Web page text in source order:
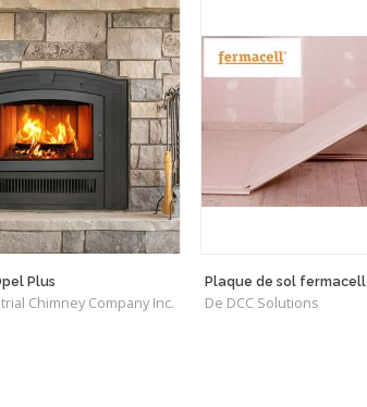
Plus
Chimney Company Inc.
Plaque de sol fermacell
De DCC Solutions